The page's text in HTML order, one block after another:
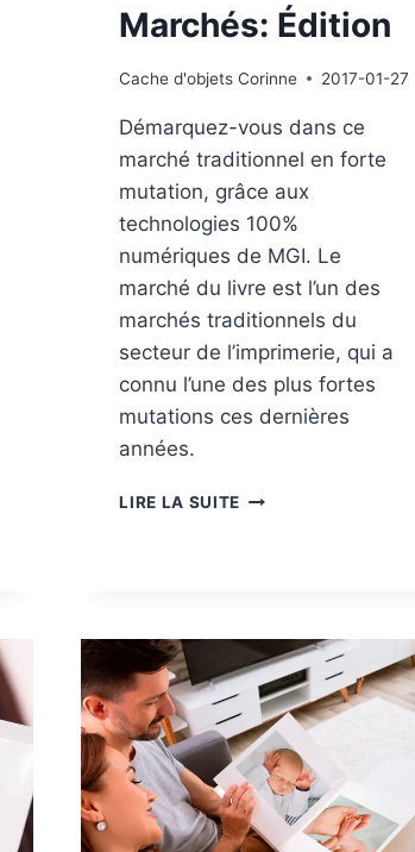
Marchés: Édition
Cache d'objets Corinne 2017-01-27
Démarquez-vous dans ce
marché traditionnel en forte
mutation, grâce aux
technologies 100%
numériques de MGI. Le
marché du livre est l’un des
marchés traditionnels du
secteur de l’imprimerie, qui a
connu l’une des plus fortes
mutations ces dernières
années.
LIRE LA SUITE
S
:
D
I
T
I
O
N